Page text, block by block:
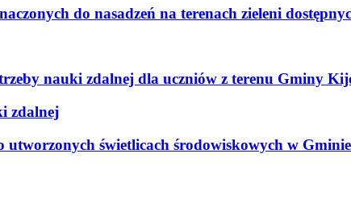
do nasadzeń na terenach zieleni
nauki zdalnej dla uczniów z terenu Gminy
zdalnej
utworzonych świetlicach środowiskowych w